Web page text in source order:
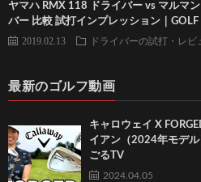
ヤマハ RMX 118 ドライバー vs マルマ
バー 比較 試打インプレッション｜GOLF
2019.02.13 ドライバーの試打・レビ
最新のゴルフ動画
キャロウェイ X
イアン（2024年モデ
ごるTV
2024.04.05